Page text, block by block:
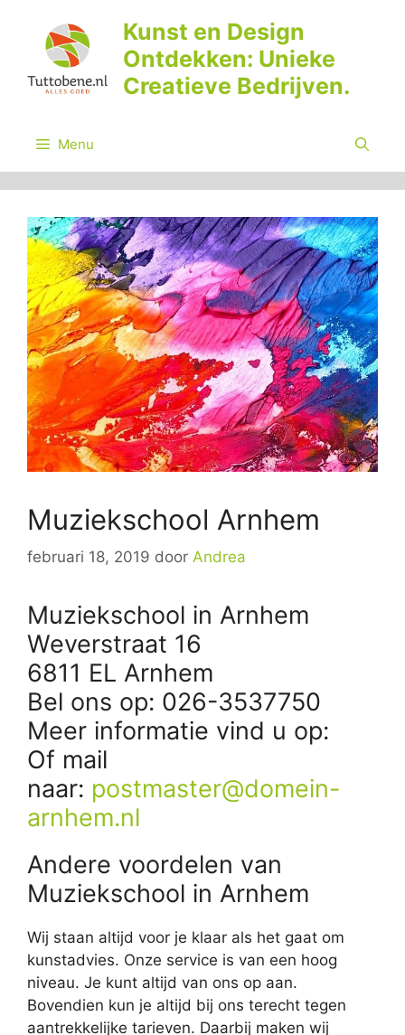
inhoud
Kunst en Design
Ontdekken: Unieke
Creatieve Bedrijven.
Menu
Muziekschool Arnhem
februari 18, 2019 door Andrea
Muziekschool in Arnhem
Weverstraat 16
6811 EL Arnhem
Bel ons op: 026-3537750
Meer informatie vind u op:
Of mail
naar: postmaster@domein-
arnhem.nl
Andere voordelen van
Muziekschool in Arnhem
Wij staan altijd voor je klaar als het gaat om
kunstadvies. Onze service is van een hoog
niveau. Je kunt altijd van ons op aan.
Bovendien kun je altijd bij ons terecht tegen
aantrekkelijke tarieven. Daarbij maken wij